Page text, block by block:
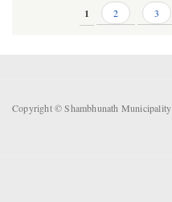
1 2 3
Copyright © Shambhunath Municipality